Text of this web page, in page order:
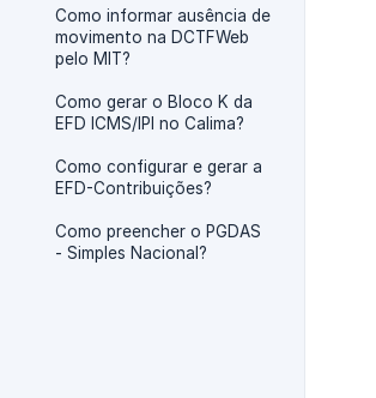
Como informar ausência de
movimento na DCTFWeb
pelo MIT?
Como gerar o Bloco K da
EFD ICMS/IPI no Calima?
Como configurar e gerar a
EFD-Contribuições?
Como preencher o PGDAS
- Simples Nacional?